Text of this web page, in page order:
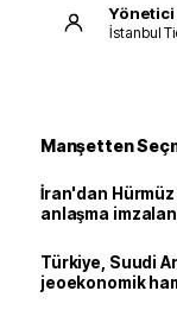
Yönetici
İstanbul
Manşetten
İran'dan Hürmüz
anlaşma
Türkiye, Suudi
jeoekonomik